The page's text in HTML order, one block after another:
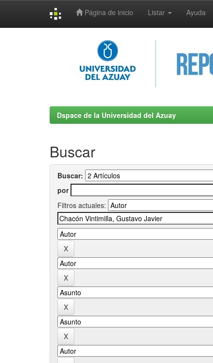
Página de inicio Listar Ayuda
Dspace de la Universidad del Azuay
Buscar
Buscar:
por
Filtros actuales: